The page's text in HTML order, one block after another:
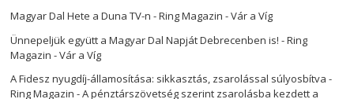
Magyar Dal Hete a Duna TV-n - Ring Magazin -Vár a Víg
Ünnepeljük együtt a Magyar Dal Napját Debrecenben is! - Ring
Magazin -Vár a Víg
A Fidesz nyugdíj-államosítása: sikkasztás, zsarolással súlyosbítva -
Ring Magazin -A pénztárszövetség szerint zsarolásba kezdett a